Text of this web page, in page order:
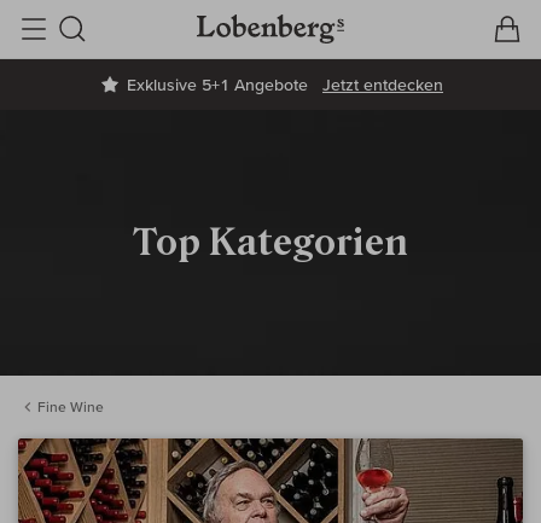
Exklusive 5+1 Angebote Jetzt entdecken
Suche
Top Kategorien
Fine Wine